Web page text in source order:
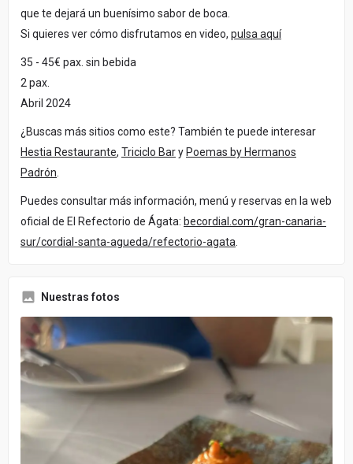
que te dejará un buenísimo sabor de boca.
Si quieres ver cómo disfrutamos en video, pulsa aquí
35 - 45€ pax. sin bebida
2 pax.
Abril 2024
¿Buscas más sitios como este? También te puede interesar
Hestia Restaurante, Triciclo Bary Poemas by Hermanos
Padrón
Puedes consultar más información, menú y reservas en la web
oficial de El Refectorio de Ágata: becordial.com/gran-canaria-
sur/cordial-santa-agueda/refectorio-agata
Nuestras fotos